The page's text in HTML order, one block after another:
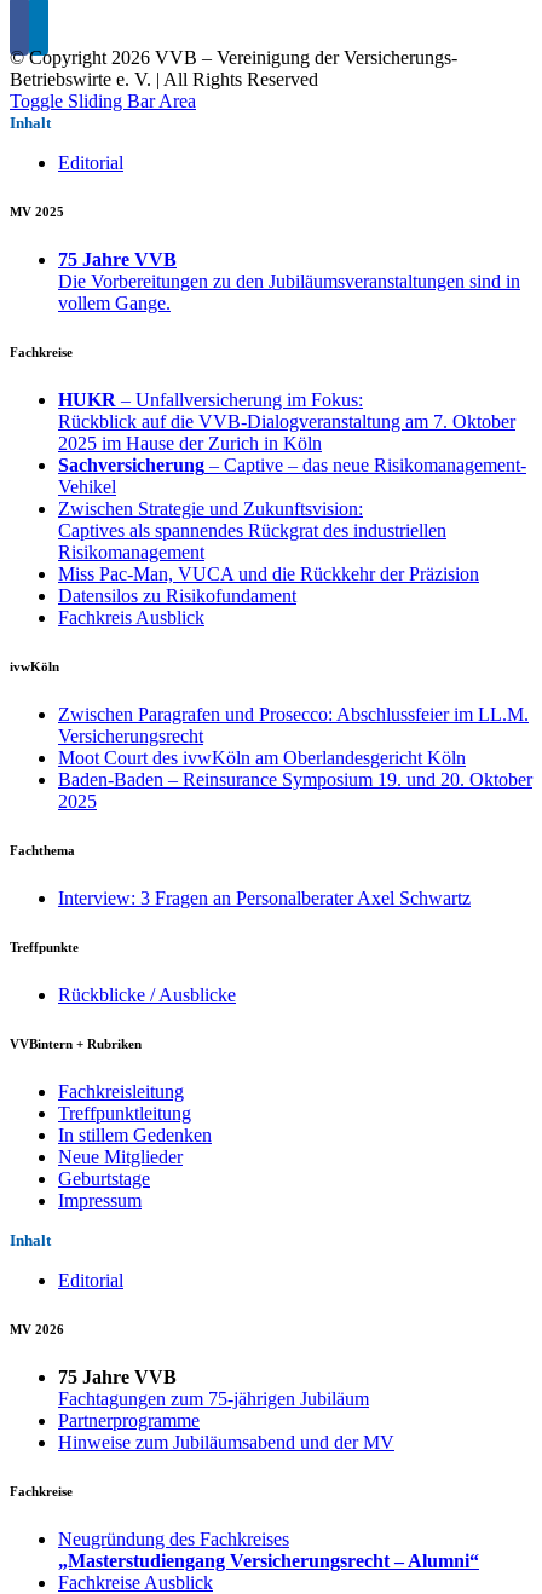
© Copyright 2026 VVB – Vereinigung der Versicherungs-
Betriebswirte e. V. | All Rights Reserved
Toggle Sliding Bar Area
Inhalt
Editorial
MV 2025
75 Jahre VVB
Die Vorbereitungen zu den Jubiläumsveranstaltungen sind in
vollem Gange.
Fachkreise
HUKR – Unfallversicherung im Fokus:
Rückblick auf die VVB-Dialogveranstaltung am 7. Oktober
2025 im Hause der Zurich in Köln
Sachversicherung – Captive – das neue Risikomanagement-
Vehikel
Zwischen Strategie und Zukunftsvision:
Captives als spannendes Rückgrat des industriellen
Risikomanagement
Miss Pac-Man, VUCA und die Rückkehr der Präzision
Datensilos zu Risikofundament
Fachkreis Ausblick
ivwKöln
Zwischen Paragrafen und Prosecco: Abschlussfeier im LL.M.
Versicherungsrecht
Moot Court des ivwKöln am Oberlandesgericht Köln
Baden-Baden – Reinsurance Symposium 19. und 20. Oktober
2025
Fachthema
Interview: 3 Fragen an Personalberater Axel Schwartz
Treffpunkte
Rückblicke / Ausblicke
VVBintern + Rubriken
Fachkreisleitung
Treffpunktleitung
In stillem Gedenken
Neue Mitglieder
Geburtstage
Impressum
Inhalt
Editorial
MV 2026
75 Jahre VVB
Fachtagungen zum 75-jährigen Jubiläum
Partnerprogramme
Hinweise zum Jubiläumsabend und der MV
Fachkreise
Neugründung des Fachkreises
„Masterstudiengang Versicherungsrecht – Alumni“
Fachkreise Ausblick